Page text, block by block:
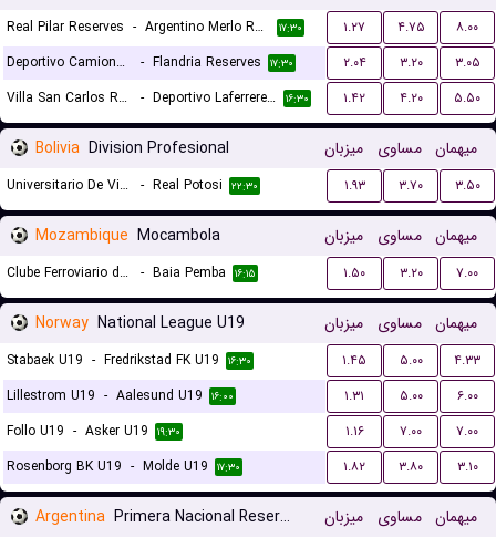
Real Pilar Reserves - Argentino Merlo Reserves ۱۷:۳۰ ۱.۲۷ ۴.۷۵
۸.۰۰
Deportivo Camioneros Reserves
- Flandria Reserves ۱۷:۳۰ ۲.۰۴ ۳.۲۰
۳.۰۵
Villa San Carlos Reserves
- Deportivo Laferrere Reserves ۱۶:۳۰ ۱.۴۲ ۴.۲۰ ۵.۵۰
Bolivia Division Profesional میزبان مساوی میهمان
Universitario De Vinto - Real Potosi ۲۲:۳۰ ۱.۹۳ ۳.۷۰ ۳.۵۰
Mozambique Mocambola میزبان مساوی میهمان
Clube Ferroviario de Maputo - Baia Pemba ۱۶:۱۵ ۱.۵۰ ۳.۲۰ ۷.۰۰
Norway National League U19 میزبان مساوی میهمان
Stabaek U19 - Fredrikstad FK U19 ۱۶:۳۰ ۱.۴۵ ۵.۰۰
۴.۳۳
Lillestrom U19 - Aalesund U19 ۱۶:۰۰ ۱.۳۱ ۵.۰۰
۶.۰۰
Follo U19 - Asker U19 ۱۹:۳۰ ۱.۱۶ ۷.۰۰
۷.۰۰
Rosenborg BK U19 - Molde U19 ۱۷:۳۰ ۱.۸۲ ۳.۸۰ ۳.۱۰
Argentina Primera Nacional Reserves میزبان مساوی میهمان